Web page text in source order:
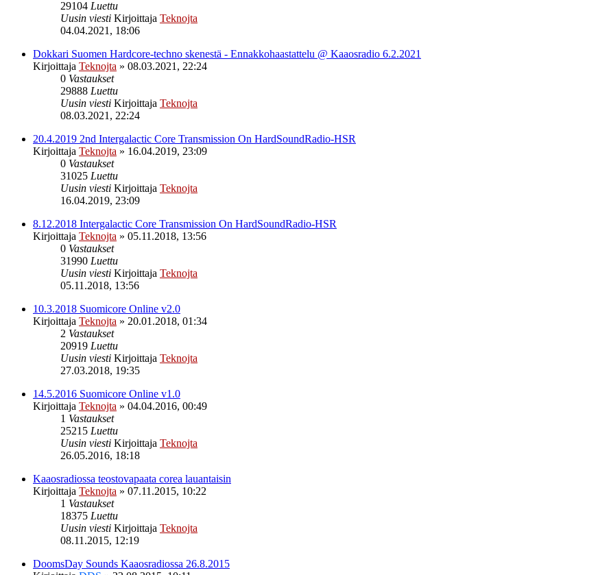
29104 Luettu
Uusin viesti Kirjoittaja Teknojta
04.04.2021, 18:06
Dokkari Suomen Hardcore-techno skenestä - Ennakkohaastattelu @ Kaaosradio 6.2.2021
Kirjoittaja Teknojta » 08.03.2021, 22:24
0 Vastaukset
29888 Luettu
Uusin viesti Kirjoittaja Teknojta
08.03.2021, 22:24
20.4.2019 2nd Intergalactic Core Transmission On HardSoundRadio-HSR
Kirjoittaja Teknojta » 16.04.2019, 23:09
0 Vastaukset
31025 Luettu
Uusin viesti Kirjoittaja Teknojta
16.04.2019, 23:09
8.12.2018 Intergalactic Core Transmission On HardSoundRadio-HSR
Kirjoittaja Teknojta » 05.11.2018, 13:56
0 Vastaukset
31990 Luettu
Uusin viesti Kirjoittaja Teknojta
05.11.2018, 13:56
10.3.2018 Suomicore Online v2.0
Kirjoittaja Teknojta » 20.01.2018, 01:34
2 Vastaukset
20919 Luettu
Uusin viesti Kirjoittaja Teknojta
27.03.2018, 19:35
14.5.2016 Suomicore Online v1.0
Kirjoittaja Teknojta » 04.04.2016, 00:49
1 Vastaukset
25215 Luettu
Uusin viesti Kirjoittaja Teknojta
26.05.2016, 18:18
Kaaosradiossa teostovapaata corea lauantaisin
Kirjoittaja Teknojta » 07.11.2015, 10:22
1 Vastaukset
18375 Luettu
Uusin viesti Kirjoittaja Teknojta
08.11.2015, 12:19
DoomsDay Sounds Kaaosradiossa 26.8.2015